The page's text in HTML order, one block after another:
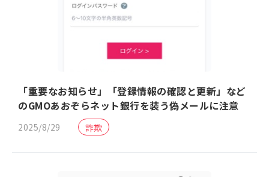
「重要なお知らせ」「登録情報の確認と更新」など
のGMOあおぞらネット銀行を装う偽メールに注意
2025/8/29 詐欺